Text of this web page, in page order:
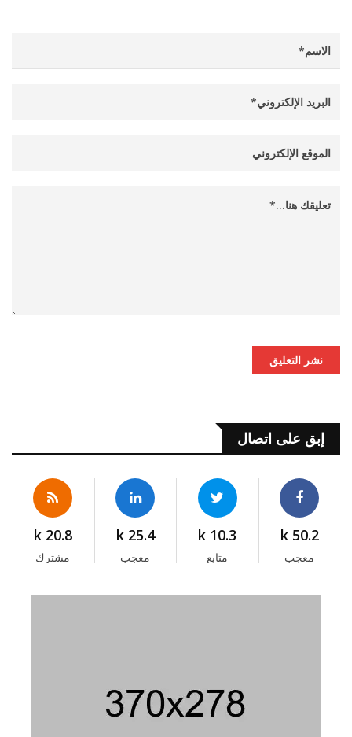
نشر التعليق
إبق على اتصال
50.2 k
معجب
10.3 k
متابع
25.4 k
معجب
20.8 k
مشترك